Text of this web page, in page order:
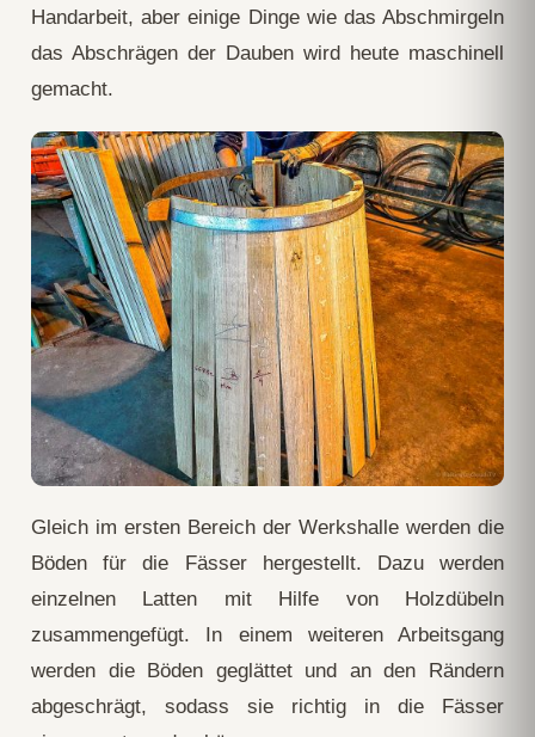
Handarbeit, aber einige Dinge wie das Abschmirgeln
das Abschrägen der Dauben wird heute maschinell
gemacht.
Gleich im ersten Bereich der Werkshalle werden die
Böden für die Fässer hergestellt. Dazu werden
einzelnen Latten mit Hilfe von Holzdübeln
zusammengefügt.
In einem weiteren Arbeitsgang
werden die Böden geglättet und an den Rändern
abgeschrägt, sodass sie richtig in die Fässer